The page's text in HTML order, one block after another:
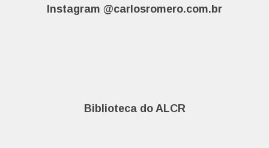
Instagram @carlosromero.com.br
Biblioteca do ALCR